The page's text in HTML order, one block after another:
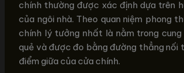
chính thường được xác định dựa trên
của ngôi nhà. Theo quan niệm phong
chính lý tưởng nhất là nằm trong
quẻ và được đo bằng đường thẳng nối
điểm giữa của cửa chính.